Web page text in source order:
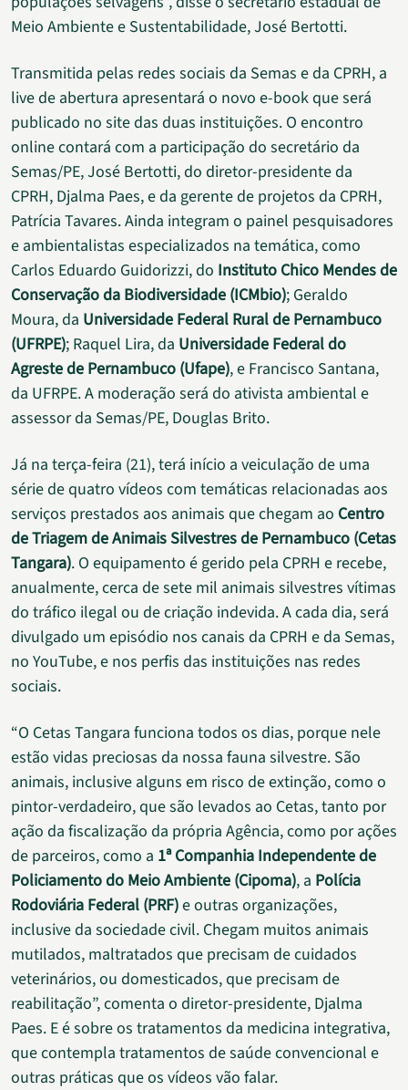
Meio Ambiente e Sustentabilidade, José Bertotti.
Transmitida pelas redes sociais da Semas e da CPRH, a
live de abertura apresentará o novo e-book que será
publicado no site das duas instituições. O encontro
online contará com a participação do secretário da
Semas/PE, José Bertotti, do diretor-presidente da
CPRH, Djalma Paes, e da gerente de projetos da CPRH,
Patrícia Tavares. Ainda integram o painel pesquisadores
e ambientalistas especializados na temática, como
Carlos Eduardo Guidorizzi, do Instituto Chico Mendes de
Conservação da Biodiversidade (ICMbio); Geraldo
Moura, da Universidade Federal Rural de Pernambuco
(UFRPE); Raquel Lira, da Universidade Federal do
Agreste de Pernambuco (Ufape), e Francisco Santana,
da UFRPE. A moderação será do ativista ambiental e
assessor da Semas/PE, Douglas Brito.
Já na terça-feira (21), terá início a veiculação de uma
série de quatro vídeos com temáticas relacionadas aos
serviços prestados aos animais que chegam ao Centro
de Triagem de Animais Silvestres de Pernambuco (Cetas
Tangara). O equipamento é gerido pela CPRH e recebe,
anualmente, cerca de sete mil animais silvestres vítimas
do tráfico ilegal ou de criação indevida. A cada dia, será
divulgado um episódio nos canais da CPRH e da Semas,
no YouTube, e nos perfis das instituições nas redes
sociais.
“O Cetas Tangara funciona todos os dias, porque nele
estão vidas preciosas da nossa fauna silvestre. São
animais, inclusive alguns em risco de extinção, como o
pintor-verdadeiro, que são levados ao Cetas, tanto por
ação da fiscalização da própria Agência, como por ações
de parceiros, como a 1ª Companhia Independente de
Policiamento do Meio Ambiente (Cipoma), a Polícia
Rodoviária Federal (PRF)e outras organizações,
inclusive da sociedade civil. Chegam muitos animais
mutilados, maltratados que precisam de cuidados
veterinários, ou domesticados, que precisam de
reabilitação”, comenta o diretor-presidente, Djalma
Paes. E é sobre os tratamentos da medicina integrativa,
que contempla tratamentos de saúde convencional e
outras práticas que os vídeos vão falar.